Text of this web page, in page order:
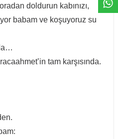
doldurun kabınızı,
babam ve koşuyoruz su
tam karşısında.